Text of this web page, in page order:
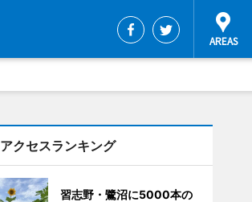
アクセスランキング
習志野・鷺沼に5000本の